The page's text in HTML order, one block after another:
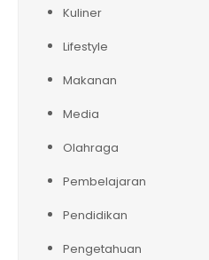
Kuliner
Lifestyle
Makanan
Media
Olahraga
Pembelajaran
Pendidikan
Pengetahuan